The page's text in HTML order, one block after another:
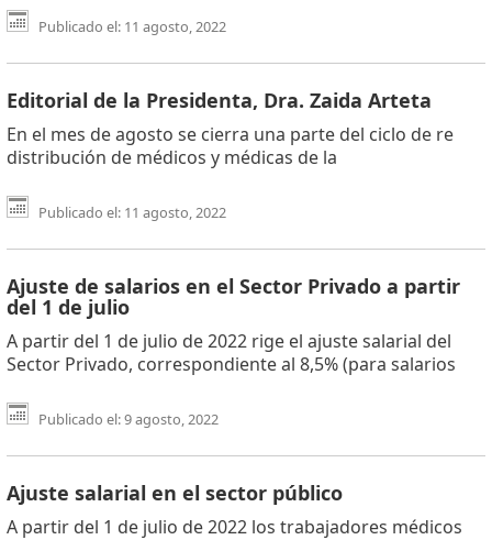
Publicado el: 11 agosto, 2022
Editorial de la Presidenta, Dra. Zaida Arteta
En el mes de agosto se cierra una parte del ciclo de re
distribución de médicos y médicas de la
Publicado el: 11 agosto, 2022
Ajuste de salarios en el Sector Privado a partir
del 1 de julio
A partir del 1 de julio de 2022 rige el ajuste salarial del
Sector Privado, correspondiente al 8,5% (para salarios
Publicado el: 9 agosto, 2022
Ajuste salarial en el sector público
A partir del 1 de julio de 2022 los trabajadores médicos